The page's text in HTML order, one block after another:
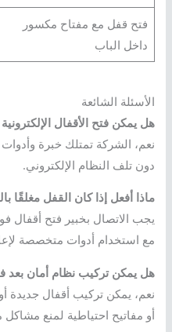
فتح قفل مع مفتاح مكسور
داخل الباب
الأسئلة الشائعة
هل يمكن فتح الأقفال الإلكترونية
نعم، الشركة تمتلك خبرة
دون تلف النظام الإلكتروني.
ماذا أفعل إذا كان القفل مغلقًا
يجب الاتصال بخبير فتح أقفال
مع استخدام أدوات متخصصة
هل يمكن تركيب نظام أمان بعد
نعم، يمكن تركيب أقفال جديدة
أو مفاتيح احتياطية لمنع مشاكل